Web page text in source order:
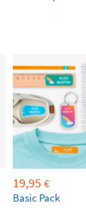
19,95 €
Basic Pack